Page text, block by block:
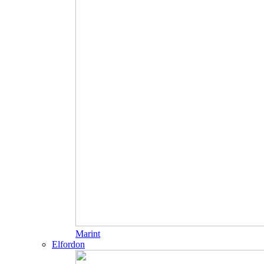
Marint
Elfordon